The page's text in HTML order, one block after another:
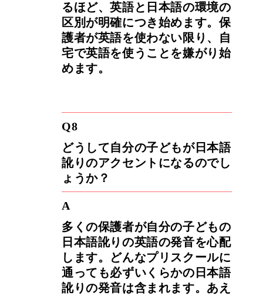
るほど、英語と日本語の環境の
区別が明確につき始めます。保
護者が英語を使わない限り、自
宅で英語を使うことを嫌がり始
めます。
Q8
どうして自分の子どもが日本語
訛りのアクセントになるのでし
ょうか？
A
多くの保護者が自分の子どもの
日本語訛りの英語の発音を心配
します。どんなプリスクールに
通っても必ずいくらかの日本語
訛りの発音は含まれます。あえ